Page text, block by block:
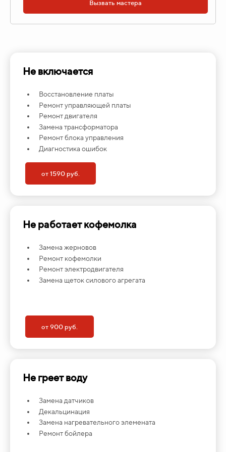
Вызвать мастера
Не включается
Восстановление платы
Ремонт управляющей платы
Ремонт двигателя
Замена трансформатора
Ремонт блока управления
Диагностика ошибок
от 1590 руб.
Не работает кофемолка
Замена жерновов
Ремонт кофемолки
Ремонт электродвигателя
Замена щеток силового агрегата
от 900 руб.
Не греет воду
Замена датчиков
Декальцинация
Замена нагревательного элемената
Ремонт бойлера